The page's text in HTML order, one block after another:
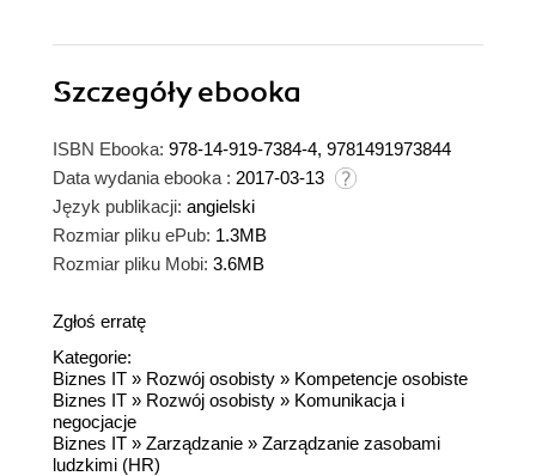
Szczegółyebooka
ISBN Ebooka: 978-14-919-7384-4, 9781491973844
Data wydania ebooka : 2017-03-13
Język publikacji: angielski
Rozmiar pliku ePub: 1.3MB
Rozmiar pliku Mobi: 3.6MB
Zgłoś erratę
Kategorie:
Biznes IT » Rozwój osobisty » Kompetencje osobiste
Biznes IT » Rozwój osobisty » Komunikacja i
negocjacje
Biznes IT » Zarządzanie » Zarządzanie zasobami
ludzkimi (HR)